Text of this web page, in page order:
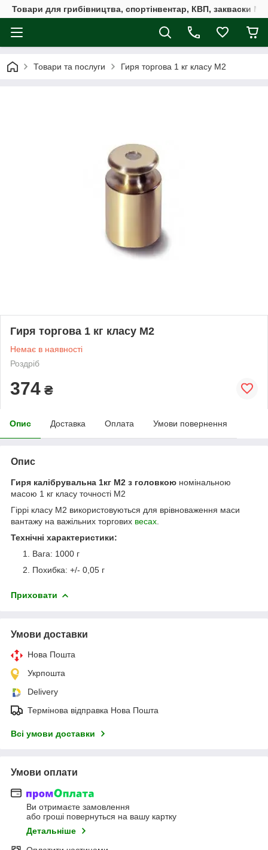
Товари для грибівництва, спортінвентар, КВП, закваски
Товари та послуги Гиря торгова 1 кг класу М2
Гиря торгова 1 кг класу М2
Немає в наявності
Роздріб
374 ₴
Опис Доставка Оплата Умови повернення
Опис
Гиря калібрувальна 1кг М2 з головкою номінальною
масою 1 кг класу точності М2
Гіррі класу М2 використовуються для врівноваження маси
вантажу на важільних торгових весах
Технічні характеристики:
Вага: 1000 г
Похибка: +/- 0,05 г
Приховати
Умови доставки
Нова Пошта
Укрпошта
Delivery
Термінова відправка Нова Пошта
Всі умови доставки
Умови оплати
Ви отримаєте замовлення
або гроші повернуться на вашу картку
Детальніше